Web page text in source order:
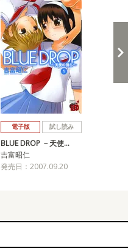
電子版 試し読み
BLUE DROP －天使…
吉富昭仁
発売日：2007.09.20